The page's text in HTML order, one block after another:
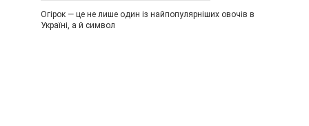
Огірок — це не лише один із найпопулярніших овочів в
Україні, а й символ